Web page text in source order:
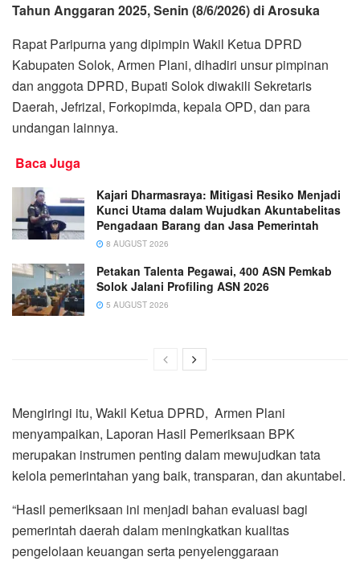
Tahun Anggaran 2025, Senin (8/6/2026) di Arosuka
Rapat Paripurna yang dipimpin Wakil Ketua DPRD
Kabupaten Solok, Armen Plani, dihadiri unsur pimpinan
dan anggota DPRD, Bupati Solok diwakili Sekretaris
Daerah, Jefrizal, Forkopimda, kepala OPD, dan para
undangan lainnya.
Baca Juga
Kajari Dharmasraya: Mitigasi Resiko Menjadi
Kunci Utama dalam Wujudkan Akuntabelitas
Pengadaan Barang dan Jasa Pemerintah
8 AUGUST 2026
Petakan Talenta Pegawai, 400 ASN Pemkab
Solok Jalani Profiling ASN 2026
5 AUGUST 2026
Mengiringi itu, Wakil Ketua DPRD, Armen Plani
menyampaikan, Laporan Hasil Pemeriksaan BPK
merupakan instrumen penting dalam mewujudkan tata
kelola pemerintahan yang baik, transparan, dan akuntabel.
“Hasil pemeriksaan ini menjadi bahan evaluasi bagi
pemerintah daerah dalam meningkatkan kualitas
pengelolaan keuangan serta penyelenggaraan